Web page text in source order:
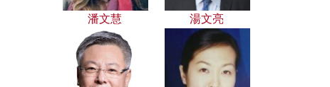
潘文慧 湯文亮